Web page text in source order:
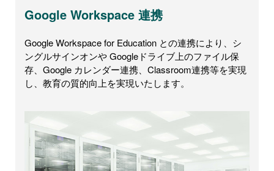
Google Workspace 連携
Google Workspace for Education との連携により、シ
ングルサインオンや Googleドライブ上のファイル保
存、Google カレンダー連携、Classroom連携等を実現
し、教育の質的向上を実現いたします。